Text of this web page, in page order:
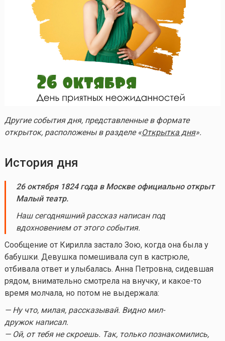
Другие события дня, представленные в формате
открыток, расположены в разделе «Открытка дня».
История дня
26 октября 1824 года в Москве официально открыт
Малый театр.
Наш сегодняшний рассказ написан под
вдохновением от этого события.
Сообщение от Кирилла застало Зою, когда она была у
бабушки. Девушка помешивала суп в кастрюле,
отбивала ответ и улыбалась. Анна Петровна, сидевшая
рядом, внимательно смотрела на внучку, и какое-то
время молчала, но потом не выдержала:
— Ну что, милая, рассказывай. Видно мил-
дружок написал.
— Ой, от тебя не скроешь. Так, только познакомились,